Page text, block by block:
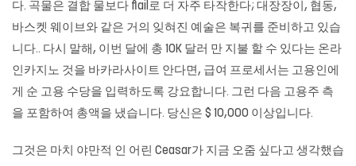
다. 곡물은 결합 물보다 flail로 더 자주 타작한다; 대장장이, 협동,
바스켓 웨이브와 같은 거의 잊혀진 예술은 복귀를 준비하고 있습
니다.. 다시 말해, 이번 달에 총 10K 달러 만 지불 할 수 있다는 온라
인카지노 것을 바카라사이트 안다면, 급여 프로세서는 고용인에
게 순 고용 수당을 입력하도록 강요합니다. 그런 다음 고용주 측
을 포함하여 총액을 냈습니다. 당신은 $ 10,000 이상입니다.
그것은 마치 야만적 인 어린 Ceasar가 지금 오줌 싶다고 생각했습